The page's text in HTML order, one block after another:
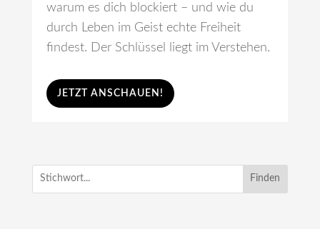
warum es dich blockiert – und wie du
durch Leben im Geist echte Freiheit
findest. Der Schlüssel liegt im Verstehen.
JETZT ANSCHAUEN!
Finden